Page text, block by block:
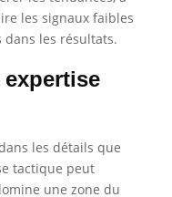
les signaux faibles
dans les résultats.
les détails que
tactique peut
une zone du